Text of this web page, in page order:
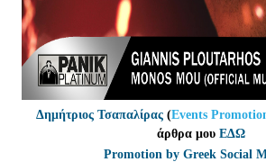
Δημήτριος Τσαπαλίρας (Events
άρθρα μου ΕΔΩ
Promotion by Greek Social